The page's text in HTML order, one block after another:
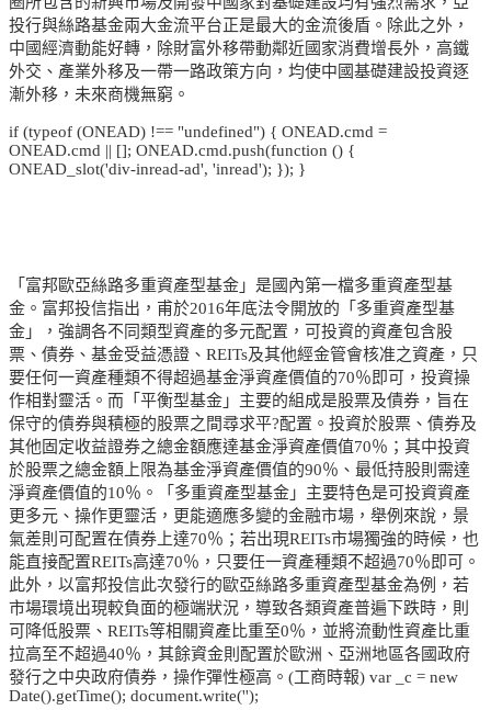
投行與絲路基金兩大金流平台正是最大的金流後盾。除此之外，
中國經濟動能好轉，除財富外移帶動鄰近國家消費增長外，高鐵
外交、產業外移及一帶一路政策方向，均使中國基礎建設投資逐
漸外移，未來商機無窮。
if (typeof (ONEAD) !== "undefined") { ONEAD.cmd =
ONEAD.cmd || []; ONEAD.cmd.push(function () {
ONEAD_slot('div-inread-ad', 'inread'); }); }
「富邦歐亞絲路多重資產型基金」是國內第一檔多重資產型基
金。富邦投信指出，甫於2016年底法令開放的「多重資產型基
金」，強調各不同類型資產的多元配置，可投資的資產包含股
票、債券、基金受益憑證、REITs及其他經金管會核准之資產，只
要任何一資產種類不得超過基金淨資產價值的70％即可，投資操
作相對靈活。而「平衡型基金」主要的組成是股票及債券，旨在
保守的債券與積極的股票之間尋求平?配置。投資於股票、債券及
其他固定收益證券之總金額應達基金淨資產價值70％；其中投資
於股票之總金額上限為基金淨資產價值的90％、最低持股則需達
淨資產價值的10％。「多重資產型基金」主要特色是可投資資產
更多元、操作更靈活，更能適應多變的金融市場，舉例來說，景
氣差則可配置在債券上達70％；若出現REITs市場獨強的時候，也
能直接配置REITs高達70％，只要任一資產種類不超過70％即可。
此外，以富邦投信此次發行的歐亞絲路多重資產型基金為例，若
市場環境出現較負面的極端狀況，導致各類資產普遍下跌時，則
可降低股票、REITs等相關資產比重至0％，並將流動性資產比重
拉高至不超過40％，其餘資金則配置於歐洲、亞洲地區各國政府
發行之中央政府債券，操作彈性極高。(工商時報) var _c = new
Date().getTime(); document.write('');